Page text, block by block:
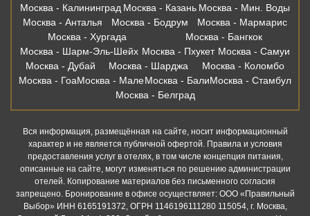
Москва - Калининград Москва - Казань Москва - Мин. Воды
Москва - Анталья
Москва - Бодрум
Москва - Мармарис
Москва - Хургада
Москва - Бангкок
Москва - Шарм-Эль-Шейх Москва - Пхукет Москва - Самуи
Москва - Дубай
Москва - Шарджа
Москва - Коломбо
Москва - ГоаМосква - МалеМосква - БалиМосква - Стамбул
Москва - Белград
Вся информация, размещённая на сайте, носит информационный
характер и не является публичной офертой. Правила и условия
предоставления услуг в отелях, в том числе концепция питания,
описанные на сайте, могут изменяться по решению администрации
отелей. Копирование материалов без письменного согласия
запрещено. Бронирование в офисе осуществляет: ООО «Правильный
Выбор» ИНН 6165191372, ОГРН 1146196111280 115054, г. Москва,